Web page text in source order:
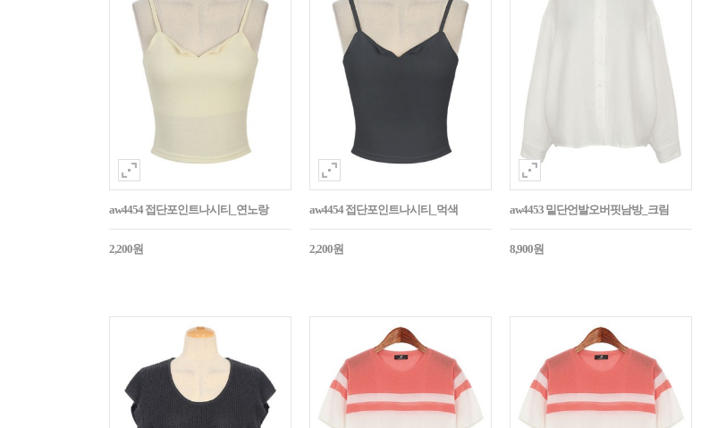
aw4454 접단포인트나시티_연노랑
2,200원
aw4454 접단포인트나시티_먹색
2,200원
aw4453 밑단언발오버핏남방_크림
8,900원